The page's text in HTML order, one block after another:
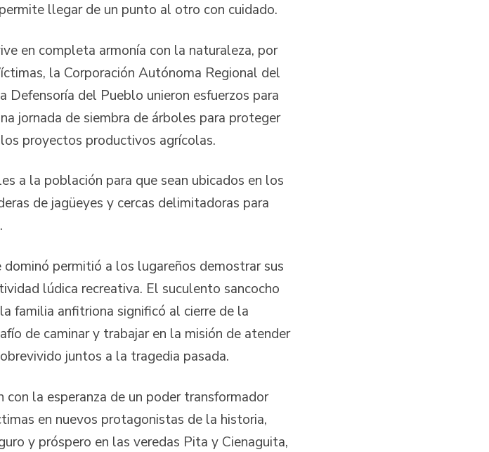
llegar de un punto al otro con cuidado.
en completa armonía con la naturaleza, por
la Corporación Autónoma Regional del
del Pueblo unieron esfuerzos para
jornada de siembra de árboles para proteger
proyectos productivos agrícolas.
a la población para que sean ubicados en los
de jagüeyes y cercas delimitadoras para
permitió a los lugareños demostrar sus
lúdica recreativa. El suculento sancocho
familia anfitriona significó al cierre de la
de caminar y trabajar en la misión de atender
juntos a la tragedia pasada.
con la esperanza de un poder transformador
en nuevos protagonistas de la historia,
y próspero en las veredas Pita y Cienaguita,